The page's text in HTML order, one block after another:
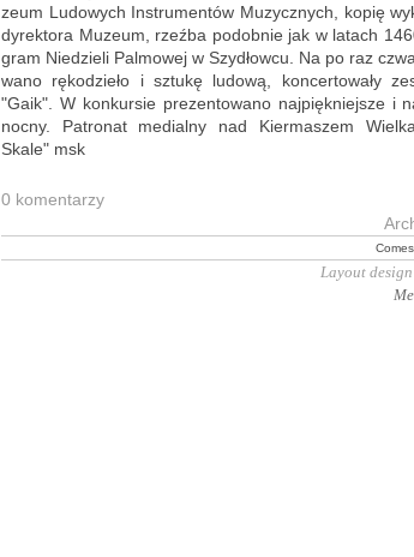
zeum Lu­do­wych In­stru­men­tów Mu­zycz­nych, kopię
dy­rek­to­ra Mu­zeum, rzeź­ba po­dob­nie jak w la­tach
gram Nie­dzie­li Pal­mo­wej w Szy­dłow­cu. Na po raz
wa­no rę­ko­dzie­ło i sztu­kę lu­do­wą, kon­cer­to­wa­ły
"Gaik". W kon­kur­sie pre­zen­to­wa­no naj­pięk­niej­sze i
noc­ny. Pa­tro­nat me­dial­ny nad Kier­ma­szem
Skale" msk
0 ko­men­ta­rzy
Comes
Layout design